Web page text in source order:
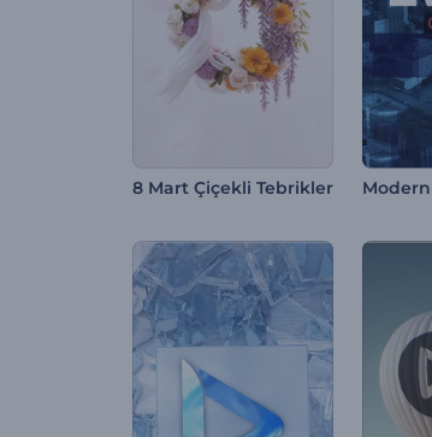
8 Mart Çiçekli Tebrikler